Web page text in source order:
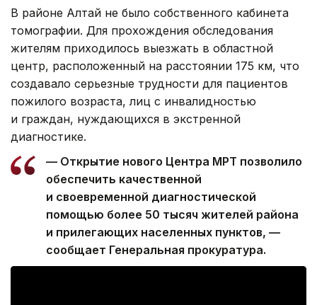
В районе Алтай не было собственного кабинета
томографии. Для прохождения обследования
жителям приходилось выезжать в областной
центр, расположенный на расстоянии 175 км, что
создавало серьезные трудности для пациентов
пожилого возраста, лиц с инвалидностью
и граждан, нуждающихся в экстренной
диагностике.
— Открытие нового Центра МРТ позволило
обеспечить качественной
и своевременной диагностической
помощью более 50 тысяч жителей района
и прилегающих населенных пунктов, —
сообщает Генеральная прокуратура.